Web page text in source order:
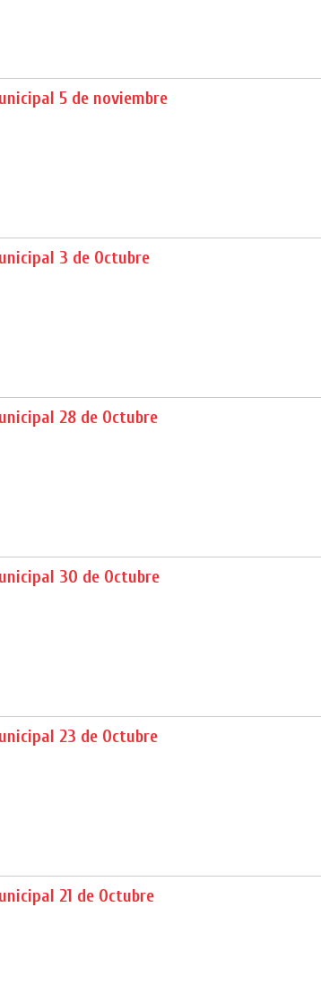
5 de noviembre
3 de Octubre
28 de Octubre
30 de Octubre
23 de Octubre
21 de Octubre